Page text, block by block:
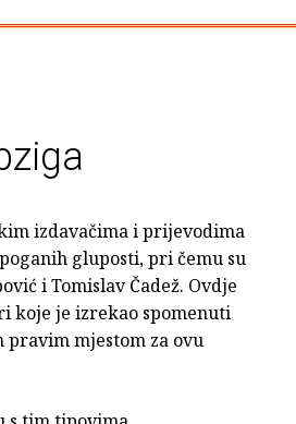
izdavačima i prijevodima
gluposti, pri čemu su
i Tomislav Čadež. Ovdje
koje je izrekao spomenuti
mjestom za ovu